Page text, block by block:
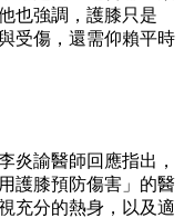
也強調，護膝只是
受傷，還需仰賴平時
炎諭醫師回應指出，
護膝預防傷害」的醫
充分的熱身，以及適